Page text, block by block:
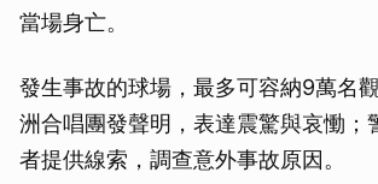
當場身亡。
發生事故的球場，最多可容納9萬名
洲合唱團發聲明，表達震驚與哀慟；
者提供線索，調查意外事故原因。